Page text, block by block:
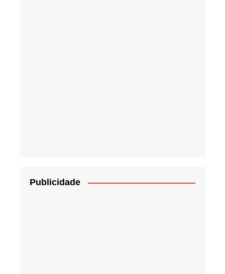
Publicidade